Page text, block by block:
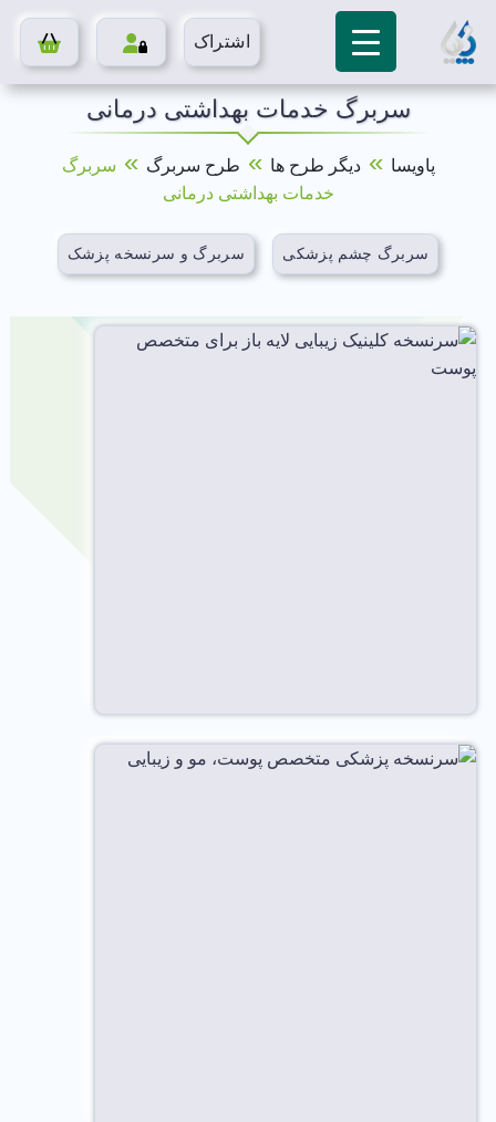
اشتراک
سربرگ خدمات بهداشتی درمانی
پاویسا »دیگر طرح ها » طرح سربرگ » سربرگ
خدمات بهداشتی درمانی
سربرگ چشم پزشکی سربرگ و سرنسخه پزشک